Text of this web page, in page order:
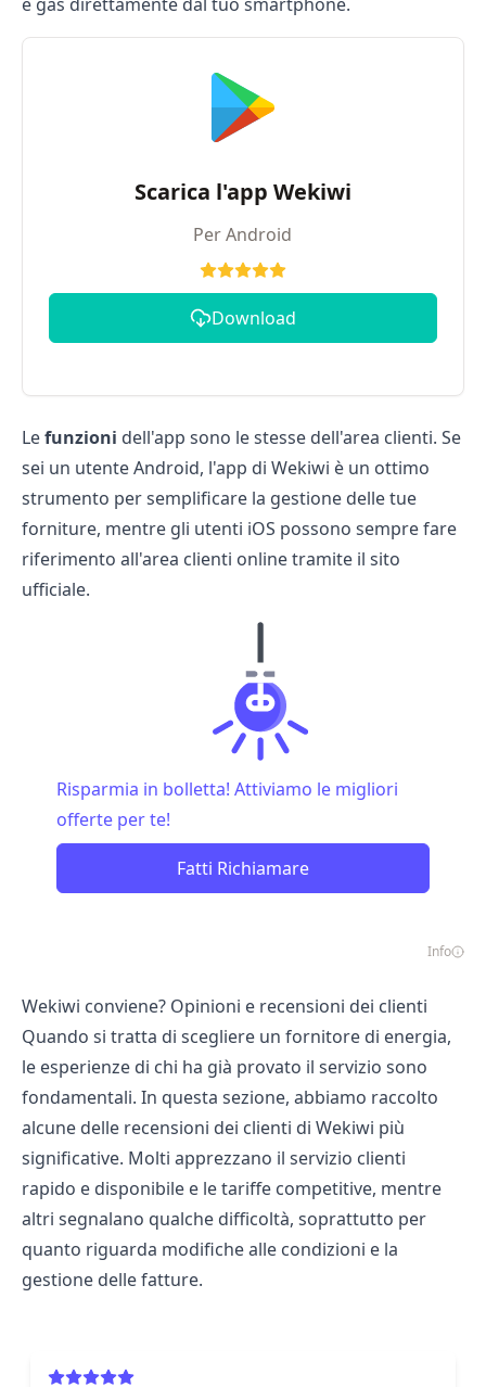
Scarica l'app Wekiwi
Per Android
Download
Lefunzioni dell'app sono le stesse dell'area clienti. Se
sei un utente Android, l'app di Wekiwi è un ottimo
strumento per semplificare la gestione delle tue
forniture, mentre gli utenti iOS possono sempre fare
riferimento all'area clienti online tramite il sito
ufficiale.
Risparmia in bolletta! Attiviamo le migliori
offerte per te!
Fatti Richiamare
Info
Wekiwi conviene? Opinioni e recensioni dei clienti
Quando si tratta di scegliere un fornitore di energia,
le esperienze di chi ha già provato il servizio sono
fondamentali. In questa sezione, abbiamo raccolto
alcune delle recensioni dei clienti di Wekiwi più
significative. Molti apprezzano il servizio clienti
rapido e disponibile e le tariffe competitive, mentre
altri segnalano qualche difficoltà, soprattutto per
quanto riguarda modifiche alle condizioni e la
gestione delle fatture.